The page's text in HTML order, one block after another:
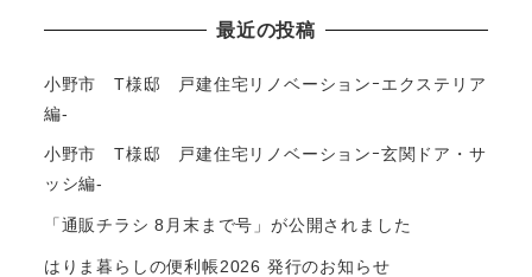
最近の投稿
小野市 T様邸 戸建住宅リノベーションｰエクステリア
編-
小野市 T様邸 戸建住宅リノベーションｰ玄関ドア・サ
ッシ編-
「通販チラシ 8月末まで号」が公開されました
はりま暮らしの便利帳2026 発行のお知らせ